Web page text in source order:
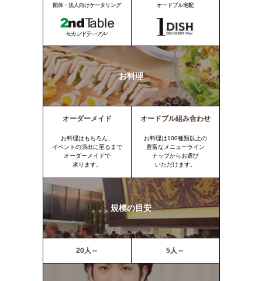
団体・法人向けケータリング オードブル宅配
お料理
オーダーメイド
お料理はもちろん、
イベントの演出に至るまで
オーダーメイドで
承ります。
オードブル組み合わせ
お料理は100種類以上の
豊富なメニューライン
ナップからお選び
いただけます。
規模の目安
20人～ 5人～